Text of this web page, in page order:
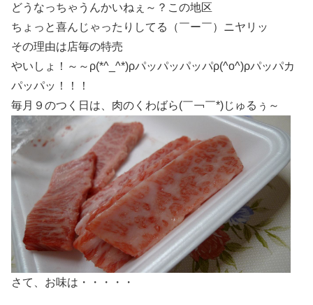
どうなっちゃうんかいねぇ～？この地区
ちょっと喜んじゃったりしてる（￣ー￣）ニヤリッ
その理由は店毎の特売
やいしょ！～～ρ(*^_^*)ρパッパッパッパρ(^o^)ρパッパカ
パッパッ！！！
毎月９のつく日は、肉のくわばら(￣￢￣*)じゅるぅ～
さて、お味は・・・・・